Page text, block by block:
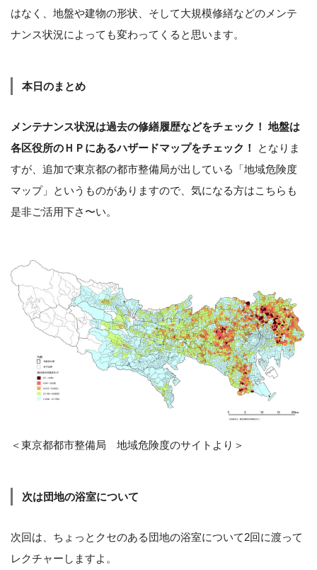
はなく、地盤や建物の形状、そして大規模修繕などのメンテ
ナンス状況によっても変わってくると思います。
本日のまとめ
メンテナンス状況は過去の修繕履歴などをチェック！ 地盤は
各区役所のＨＰにあるハザードマップをチェック！
となりま
すが、追加で東京都の都市整備局が出している「地域危険度
マップ」というものがありますので、気になる方はこちらも
是非ご活用下さ〜い。
＜東京都都市整備局 地域危険度のサイトより＞
次は団地の浴室について
次回は、ちょっとクセのある団地の浴室について2回に渡って
レクチャーしますよ。